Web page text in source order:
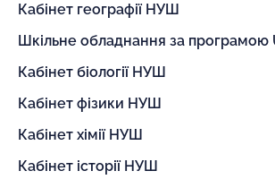
Кабінет географії НУШ
Шкільне обладнання за програмою
Кабінет біології НУШ
Кабінет фізики НУШ
Кабінет хімії НУШ
Кабінет історії НУШ